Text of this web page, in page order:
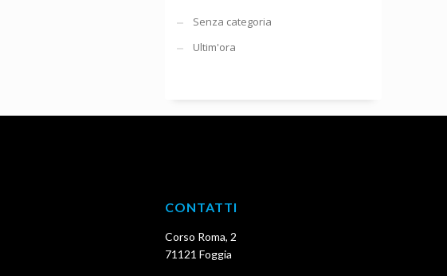
Senza categoria
Ultim'ora
CONTATTI
Corso Roma, 2
71121 Foggia